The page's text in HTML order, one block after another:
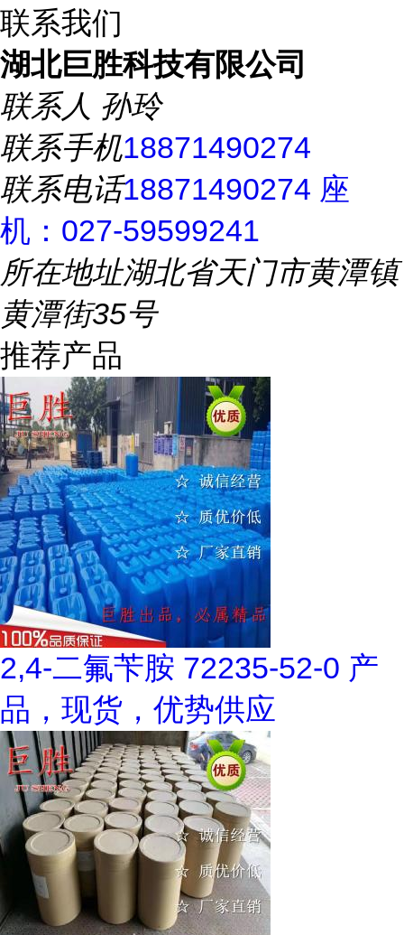
联系我们
湖北巨胜科技有限公司
联系人 孙玲
联系手机18871490274
联系电话18871490274 座
机：027-59599241
所在地址湖北省天门市黄潭镇
黄潭街35号
推荐产品
2,4-二氟苄胺 72235-52-0 产
品，现货，优势供应